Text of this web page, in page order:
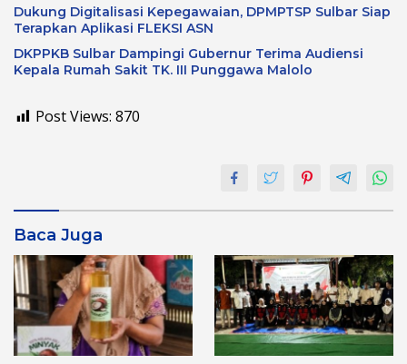
Dukung Digitalisasi Kepegawaian, DPMPTSP Sulbar Siap
Terapkan Aplikasi FLEKSI ASN
DKPPKB Sulbar Dampingi Gubernur Terima Audiensi
Kepala Rumah Sakit TK. III Punggawa Malolo
Post Views: 870
Baca Juga